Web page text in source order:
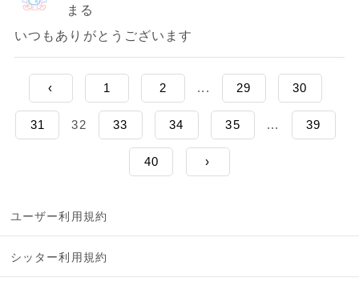
まる
いつもありがとうございます
‹ 1 2 ... 29 30
31 32 33 34 35 ... 39
40 ›
ユーザー利用規約
シッター利用規約